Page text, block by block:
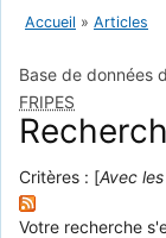
Accueil » Articles
Base de données
FRIPES
Critères : [Avec
Votre recherche